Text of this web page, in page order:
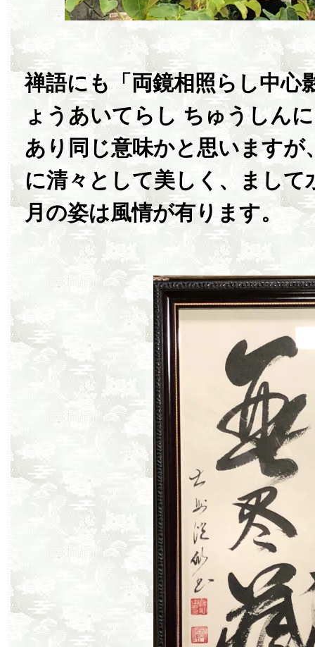
禅語にも「両鏡相照らし中心
ょうあいてらし ちゅうしん
あり同じ意味かと思いますが
に清々として美しく、まして
月の姿は風情が有ります。